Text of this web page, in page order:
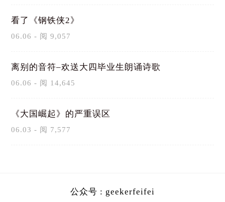
看了《钢铁侠2》
06.06 - 阅 9,057
离别的音符–欢送大四毕业生朗诵诗歌
06.06 - 阅 14,645
《大国崛起》的严重误区
06.03 - 阅 7,577
公众号 : geekerfeifei